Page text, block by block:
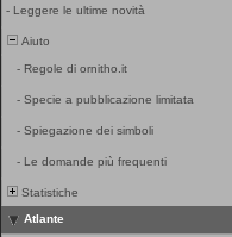
- Leggere le ultime novità
Aiuto
- Regole di ornitho.it
- Specie a pubblicazione limitata
- Spiegazione dei simboli
- Le domande più frequenti
Statistiche
Atlante